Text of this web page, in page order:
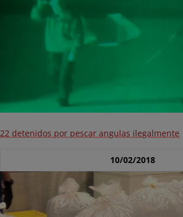
22 detenidos por pescar angulas ilegalmente
10/02/2018